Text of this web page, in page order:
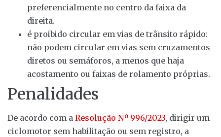
preferencialmente no centro da faixa da
direita.
é proibido circular em vias de trânsito rápido:
não podem circular em vias sem cruzamentos
diretos ou semáforos, a menos que haja
acostamento ou faixas de rolamento próprias.
Penalidades
De acordo com a Resolução Nº 996/2023, dirigir um
ciclomotor sem habilitação ou sem registro, a